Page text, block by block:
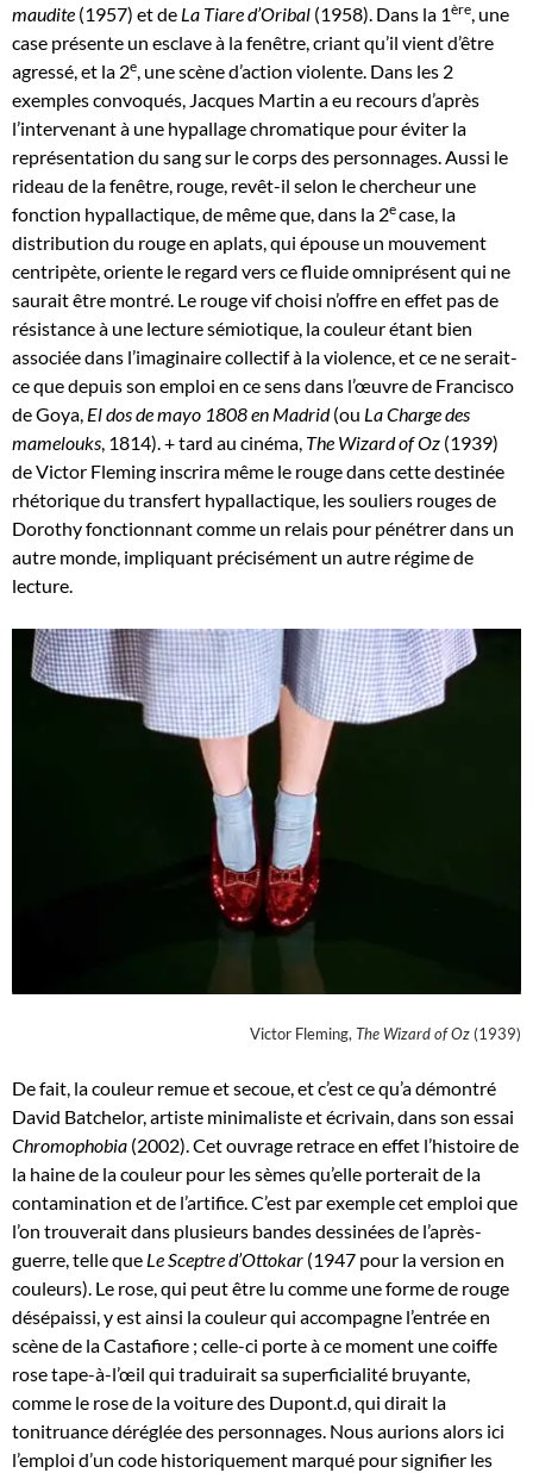
maudite (1957) et de La Tiare d’Oribal (1958). Dans la 1ère, une
case présente un esclave à la fenêtre, criant qu’il vient d’être
agressé, et la 2e, une scène d’action violente. Dans les 2
exemples convoqués, Jacques Martin a eu recours d’après
l’intervenant à une hypallage chromatique pour éviter la
représentation du sang sur le corps des personnages. Aussi le
rideau de la fenêtre, rouge, revêt-il selon le chercheur une
fonction hypallactique, de même que, dans la 2ecase, la
distribution du rouge en aplats, qui épouse un mouvement
centripète, oriente le regard vers ce fluide omniprésent qui ne
saurait être montré. Le rouge vif choisi n’offre en effet pas de
résistance à une lecture sémiotique, la couleur étant bien
associée dans l’imaginaire collectif à la violence, et ce ne serait-
ce que depuis son emploi en ce sens dans l’œuvre de Francisco
de Goya, El dos de mayo 1808 en Madrid(ou La Charge des
mamelouks, 1814). + tard au cinéma, The Wizard of Oz (1939)
de Victor Fleming inscrira même le rouge dans cette destinée
rhétorique du transfert hypallactique, les souliers rouges de
Dorothy fonctionnant comme un relais pour pénétrer dans un
autre monde, impliquant précisément un autre régime de
lecture.
Victor Fleming, The Wizard of Oz (1939)
De fait, la couleur remue et secoue, et c’est ce qu’a démontré
David Batchelor, artiste minimaliste et écrivain, dans son essai
Chromophobia (2002). Cet ouvrage retrace en effet l’histoire de
la haine de la couleur pour les sèmes qu’elle porterait de la
contamination et de l’artifice. C’est par exemple cet emploi que
l’on trouverait dans plusieurs bandes dessinées de l’après-
guerre, telle que Le Sceptre d’Ottokar (1947 pour la version en
couleurs). Le rose, qui peut être lu comme une forme de rouge
désépaissi, y est ainsi la couleur qui accompagne l’entrée en
scène de la Castafiore ; celle-ci porte à ce moment une coiffe
rose tape-à-l’œil qui traduirait sa superficialité bruyante,
comme le rose de la voiture des Dupont.d, qui dirait la
tonitruance déréglée des personnages. Nous aurions alors ici
l’emploi d’un code historiquement marqué pour signifier les